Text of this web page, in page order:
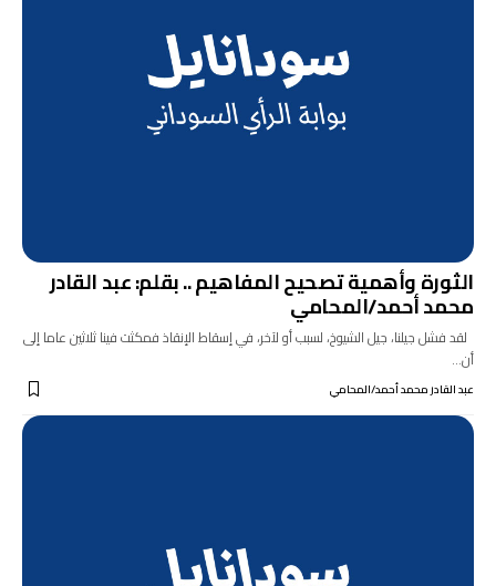
الثورة وأهمية تصحيح المفاهيم .. بقلم: عبد القادر
محمد أحمد/المحامي
لقد فشل جيلنا، جيل الشيوخ، لسبب أو لآخر، في إسقاط الإنقاذ فمكثت فينا ثلاثين عاما إلى
أن…
عبد القادر محمد أحمد/المحامي